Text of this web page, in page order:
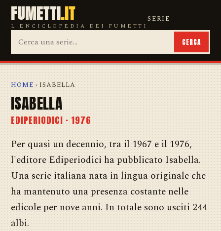
FUMETTI.IT
L'ENCICLOPEDIA DEI FUMETTI
SERIE
CERCA
HOME › ISABELLA
ISABELLA
EDIPERIODICI · 1976
Per quasi un decennio, tra il 1967 e il 1976,
l'editore Ediperiodici ha pubblicato Isabella.
Una serie italiana nata in lingua originale che
ha mantenuto una presenza costante nelle
edicole per nove anni. In totale sono usciti 244
albi.